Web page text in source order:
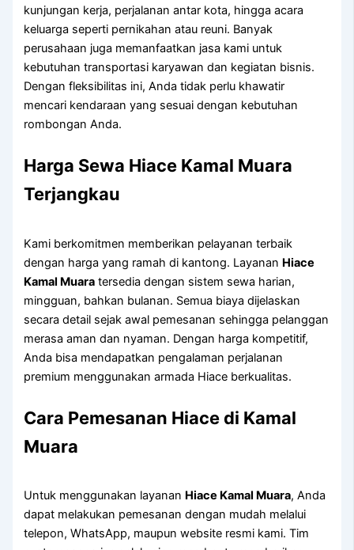
kunjungan kerja, perjalanan antar kota, hingga acara
keluarga seperti pernikahan atau reuni. Banyak
perusahaan juga memanfaatkan jasa kami untuk
kebutuhan transportasi karyawan dan kegiatan bisnis.
Dengan fleksibilitas ini, Anda tidak perlu khawatir
mencari kendaraan yang sesuai dengan kebutuhan
rombongan Anda.
Harga Sewa Hiace Kamal Muara
Terjangkau
Kami berkomitmen memberikan pelayanan terbaik
dengan harga yang ramah di kantong. Layanan Hiace
Kamal Muara tersedia dengan sistem sewa harian,
mingguan, bahkan bulanan. Semua biaya dijelaskan
secara detail sejak awal pemesanan sehingga pelanggan
merasa aman dan nyaman. Dengan harga kompetitif,
Anda bisa mendapatkan pengalaman perjalanan
premium menggunakan armada Hiace berkualitas.
Cara Pemesanan Hiace di Kamal
Muara
Untuk menggunakan layanan Hiace Kamal Muara, Anda
dapat melakukan pemesanan dengan mudah melalui
telepon, WhatsApp, maupun website resmi kami. Tim